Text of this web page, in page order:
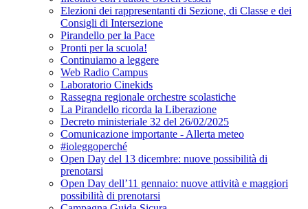
Elezioni dei rappresentanti di Sezione, di Classe e dei
Consigli di Intersezione
Pirandello per la Pace
Pronti per la scuola!
Continuiamo a leggere
Web Radio Campus
Laboratorio Cinekids
Rassegna regionale orchestre scolastiche
La Pirandello ricorda la Liberazione
Decreto ministeriale 32 del 26/02/2025
Comunicazione importante - Allerta meteo
#ioleggoperché
Open Day del 13 dicembre: nuove possibilità di
prenotarsi
Open Day dell’11 gennaio: nuove attività e maggiori
possibilità di prenotarsi